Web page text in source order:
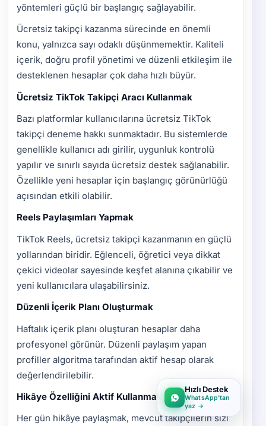
yöntemleri güçlü bir başlangıç sağlayabilir.
Ücretsiz takipçi kazanma sürecinde en önemli
konu, yalnızca sayı odaklı düşünmemektir. Kaliteli
içerik, doğru profil yönetimi ve düzenli etkileşim ile
desteklenen hesaplar çok daha hızlı büyür.
Ücretsiz TikTok Takipçi Aracı Kullanmak
Bazı platformlar kullanıcılarına ücretsiz TikTok
takipçi deneme hakkı sunmaktadır. Bu sistemlerde
genellikle kullanıcı adı girilir, uygunluk kontrolü
yapılır ve sınırlı sayıda ücretsiz destek sağlanabilir.
Özellikle yeni hesaplar için başlangıç görünürlüğü
açısından etkili olabilir.
Reels Paylaşımları Yapmak
TikTok Reels, ücretsiz takipçi kazanmanın en güçlü
yollarından biridir. Eğlenceli, öğretici veya dikkat
çekici videolar sayesinde keşfet alanına çıkabilir ve
yeni kullanıcılara ulaşabilirsiniz.
Düzenli İçerik Planı Oluşturmak
Haftalık içerik planı oluşturan hesaplar daha
profesyonel görünür. Düzenli paylaşım yapan
profiller algoritma tarafından aktif hesap olarak
değerlendirilebilir.
Hikâye Özelliğini Aktif Kullanmak
Her gün hikâye paylaşmak, mevcut takipçilerin sizi
Hızlı Destek
WhatsApp'tan
yaz →